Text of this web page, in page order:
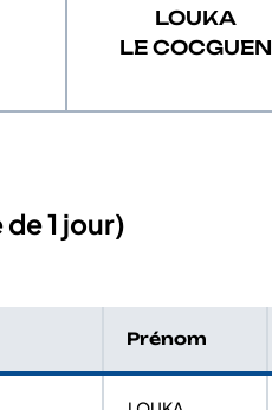
LOUKA
LE COCGUEN
1 jour)
Prénom